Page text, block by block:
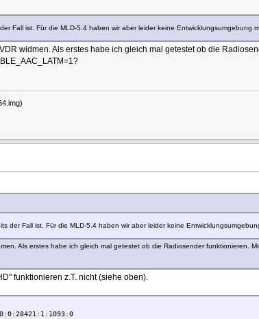
Fall ist. Für die MLD-5.4 haben wir aber leider keine Entwicklungsumgebung
widmen. Als erstes habe ich gleich mal getestet ob die
der Fall ist. Für die MLD-5.4 haben wir aber leider keine
Als erstes habe ich gleich mal getestet ob die Radiosender funktionieren.
funktionieren z.T. nicht (siehe oben).